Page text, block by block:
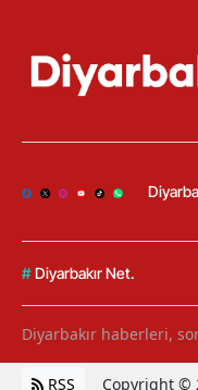
# Diyarbakır Net.
Diyarbakır haberleri,
RSS Copyright ©